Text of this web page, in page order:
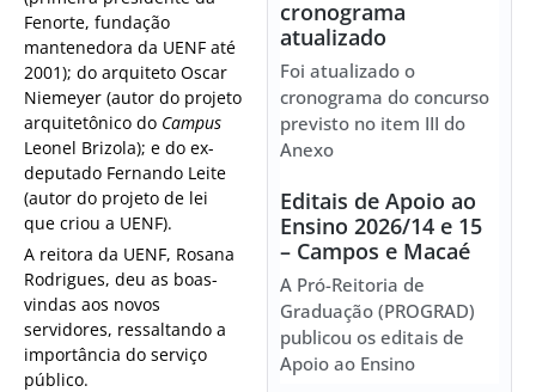
Fenorte, fundação
mantenedora da UENF até
2001); do arquiteto Oscar
Niemeyer (autor do projeto
arquitetônico do Campus
Leonel Brizola); e do ex-
deputado Fernando Leite
(autor do projeto de lei
que criou a UENF).
A reitora da UENF, Rosana
Rodrigues, deu as boas-
vindas aos novos
servidores, ressaltando a
importância do serviço
público.
cronograma
atualizado
Foi atualizado o
cronograma do concurso
previsto no item III do
Anexo
Editais de Apoio ao
Ensino 2026/14 e 15
– Campos e Macaé
A Pró-Reitoria de
Graduação (PROGRAD)
publicou os editais de
Apoio ao Ensino